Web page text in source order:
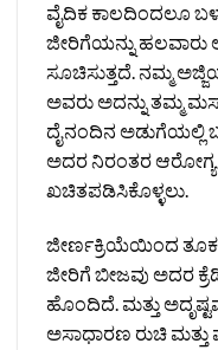
ವೈದಿಕ ಕಾಲದಿಂದಲೂ
ಜೀರಿಗೆಯನ್ನು
ಸೂಚಿಸುತ್ತದೆ. ನಮ್ಮ
ಅವರು ಅದನ್ನು ತಮ್ಮ
ದೈನಂದಿನ ಅಡುಗೆಯಲ್ಲಿ
ಅದರ ನಿರಂತರ ಆರೋಗ್ಯ
ಖಚಿತಪಡಿಸಿಕೊಳ್ಳಲು.
ಜೀರ್ಣಕ್ರಿಯೆಯಿಂದ ತೂಕ
ಜೀರಿಗೆ ಬೀಜವು ಅದರ
ಹೊಂದಿದೆ. ಮತ್ತು
ಅಸಾಧಾರಣ ರುಚಿ